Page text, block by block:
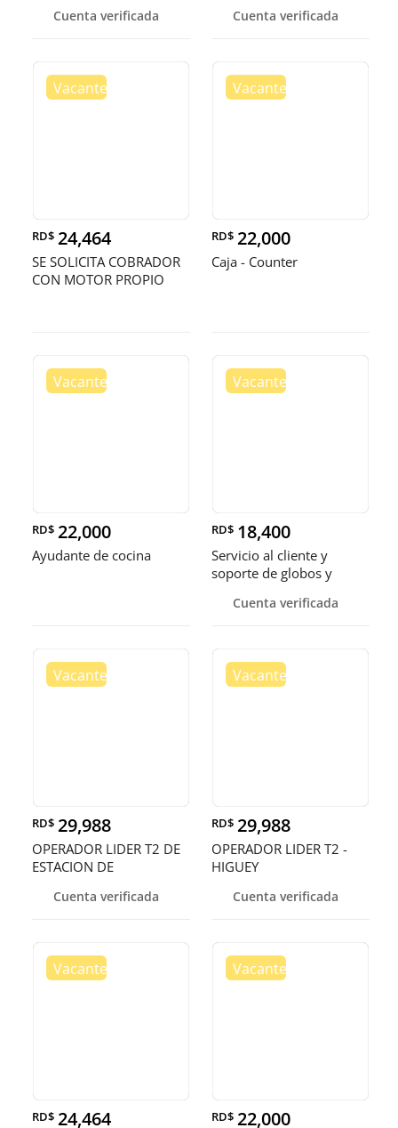
Cuenta verificada Cuenta verificada
RD$ 24,464
SE SOLICITA COBRADOR
CON MOTOR PROPIO
RD$ 22,000
Caja - Counter
RD$ 22,000
Ayudante de cocina
RD$ 18,400
Servicio al cliente y
soporte de globos y
Cuenta verificada
RD$ 29,988
OPERADOR LIDER T2 DE
ESTACION DE
Cuenta verificada
RD$ 29,988
OPERADOR LIDER T2 -
HIGUEY
Cuenta verificada
RD$ 24,464 RD$ 22,000